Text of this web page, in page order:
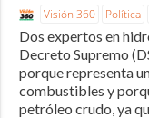
Visión 360 Política
Dos expertos en
Decreto Supremo
porque representa
combustibles y
petróleo crudo, ya